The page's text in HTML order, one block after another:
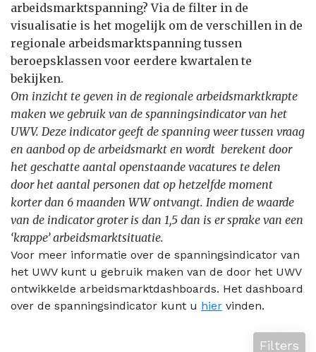
arbeidsmarktspanning? Via de filter in de
visualisatie is het mogelijk om de verschillen in de
regionale arbeidsmarktspanning tussen
beroepsklassen voor eerdere kwartalen te
bekijken.
Om inzicht te geven in de regionale arbeidsmarktkrapte
maken we gebruik van de spanningsindicator van het
UWV. Deze indicator geeft de spanning weer tussen vraag
en aanbod op de arbeidsmarkt en wordt berekent door
het geschatte aantal openstaande vacatures te delen
door het aantal personen dat op hetzelfde moment
korter dan 6 maanden WW ontvangt. Indien de waarde
van de indicator groter is dan 1,5 dan is er sprake van een
‘krappe’ arbeidsmarktsituatie.
Voor meer informatie over de spanningsindicator van
het UWV kunt u gebruik maken van de door het UWV
ontwikkelde arbeidsmarktdashboards. Het dashboard
over de spanningsindicator kunt u hier vinden.
Filters